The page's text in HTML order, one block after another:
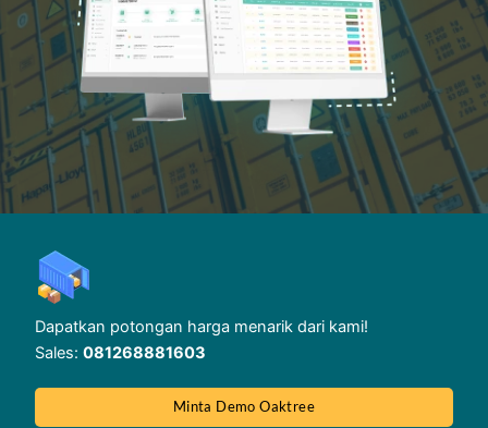
Dapatkan potongan harga menarik dari kami!
Sales: 081268881603
Minta Demo Oaktree